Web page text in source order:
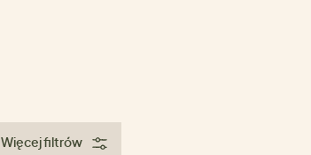
Więcej filtrów